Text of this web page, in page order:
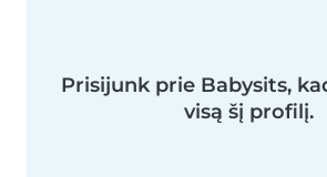
Prisijunk prie Babysits,
visą šį profilį.